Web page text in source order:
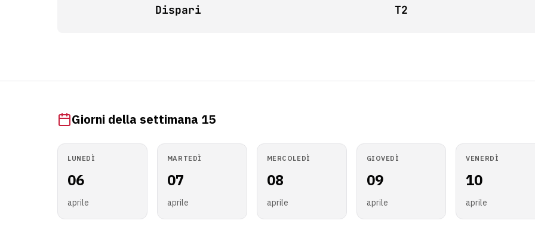
Dispari T2
Giorni della settimana 15
LUNEDÌ
06
aprile
MARTEDÌ
07
aprile
MERCOLEDÌ
08
aprile
GIOVEDÌ
09
aprile
VENERDÌ
10
aprile